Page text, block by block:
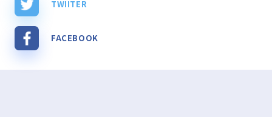
TWIITER
FACEBOOK